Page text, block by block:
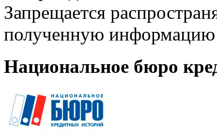
Запрещается
полученную информацию
Национальное бюро